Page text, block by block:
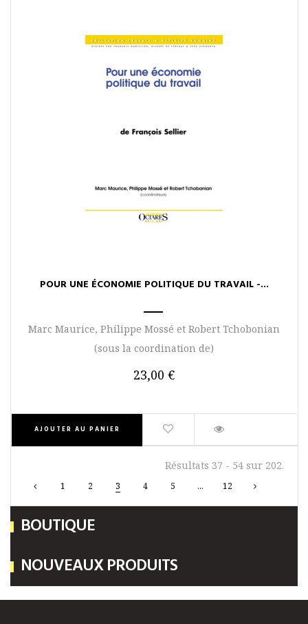
AJOUTER AU PANIER
POUR UNE ÉCONOMIE POLITIQUE DU TRAVAIL -...
Marc Maurice, Philippe Mossé et Robert Tchobonian
(sous la coordination de)
23,00 €
Résultats 37 - 54 sur 202.
1 2 3 4 5 ... 12
BOUTIQUE
NOUVEAUX PRODUITS